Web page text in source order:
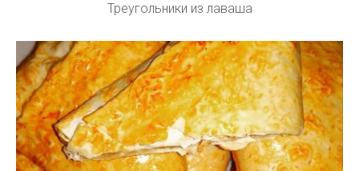
Треугольники из лаваша